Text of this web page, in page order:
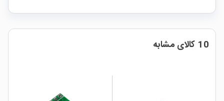
10 کالای مشابه